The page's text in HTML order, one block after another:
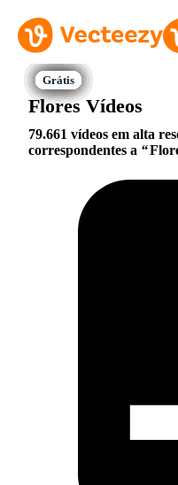
Flores Vídeos
79.661 vídeos em alta
correspondentes a